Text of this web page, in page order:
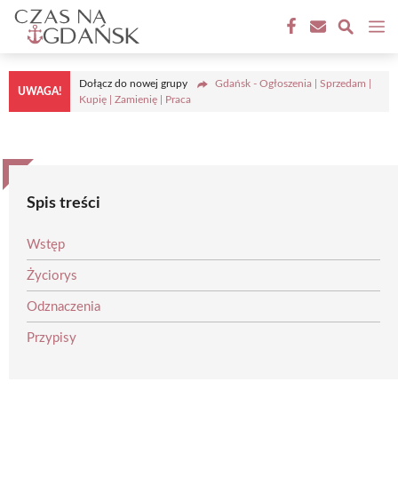
Przejdź
treści
UWAGA!
Dołącz do nowej grupy
Gdańsk - Ogłoszenia | Sprzedam |
Kupię | Zamienię | Praca
Spis treści
Wstęp
Życiorys
Odznaczenia
Przypisy